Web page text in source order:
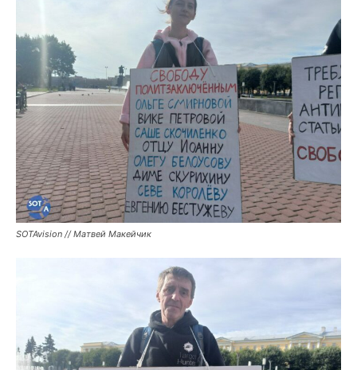
SOTAvision // Матвей Макейчик